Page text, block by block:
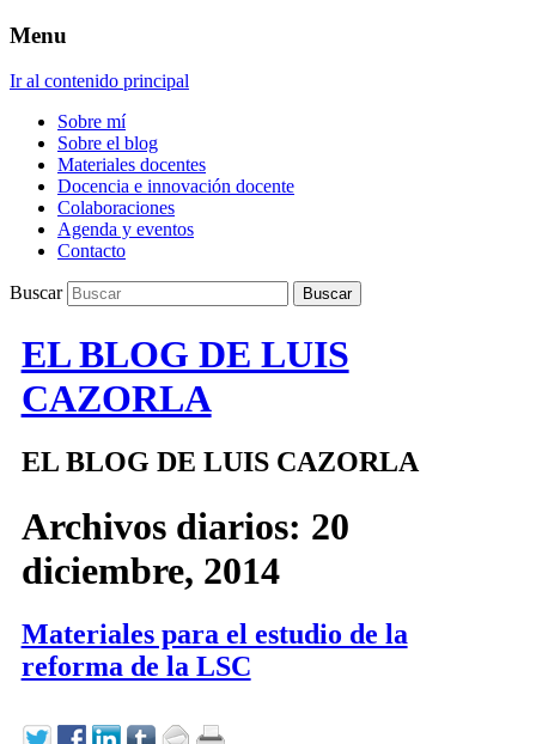
Menu
Ir al contenido principal
Sobre mí
Sobre el blog
Materiales docentes
Docencia e innovación docente
Colaboraciones
Agenda y eventos
Contacto
Buscar
EL BLOG DE LUIS
CAZORLA
EL BLOG DE LUIS CAZORLA
Archivos diarios: 20
diciembre, 2014
Materiales para el estudio de la
reforma de la LSC